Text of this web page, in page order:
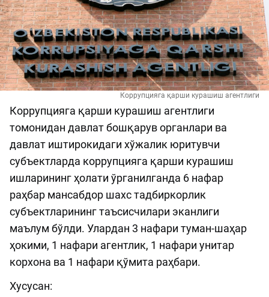
Коррупцияга қарши курашиш агентлиги
Коррупцияга қарши курашиш агентлиги
томонидан давлат бошқарув органлари ва
давлат иштирокидаги хўжалик юритувчи
субъектларда коррупцияга қарши курашиш
ишларининг ҳолати ўрганилганда 6 нафар
раҳбар мансабдор шахс тадбиркорлик
субъектларининг таъсисчилари эканлиги
маълум бўлди. Улардан 3 нафари туман-шаҳар
ҳокими, 1 нафари агентлик, 1 нафари унитар
корхона ва 1 нафари қўмита раҳбари.
Хусусан: